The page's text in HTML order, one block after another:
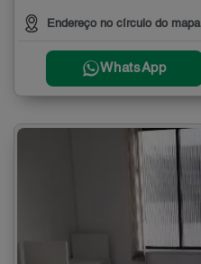
Endereço no círculo do mapa
WhatsApp